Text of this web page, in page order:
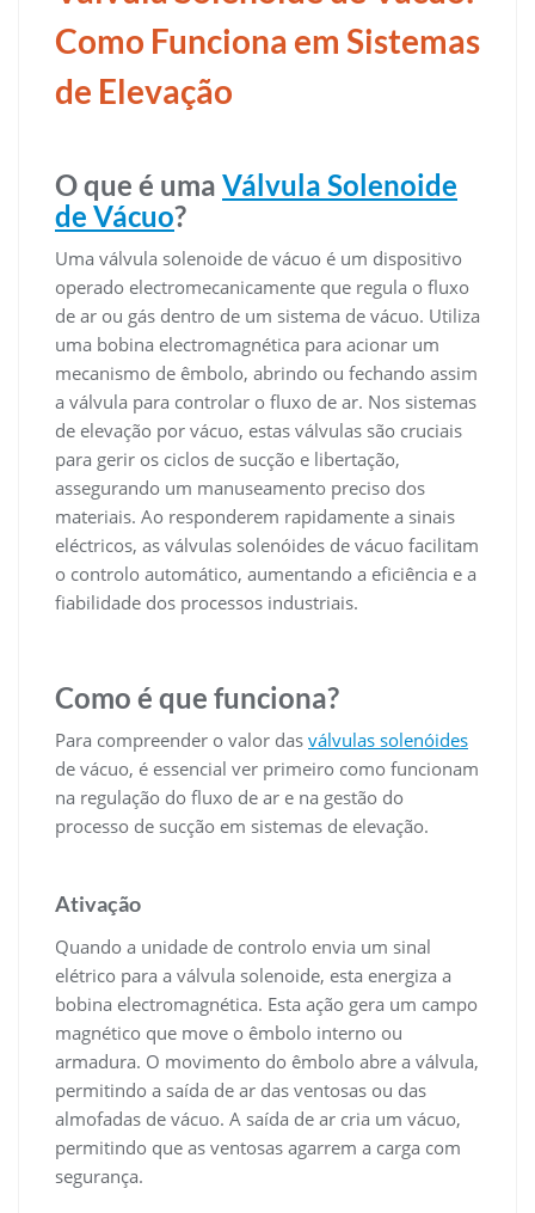
Como Funciona em Sistemas
de Elevação
O que é uma Válvula Solenoide
de Vácuo?
Uma válvula solenoide de vácuo é um dispositivo
operado electromecanicamente que regula o fluxo
de ar ou gás dentro de um sistema de vácuo. Utiliza
uma bobina electromagnética para acionar um
mecanismo de êmbolo, abrindo ou fechando assim
a válvula para controlar o fluxo de ar. Nos sistemas
de elevação por vácuo, estas válvulas são cruciais
para gerir os ciclos de sucção e libertação,
assegurando um manuseamento preciso dos
materiais. Ao responderem rapidamente a sinais
eléctricos, as válvulas solenóides de vácuo facilitam
o controlo automático, aumentando a eficiência e a
fiabilidade dos processos industriais.
Como é que funciona?
Para compreender o valor das válvulas solenóides
de vácuo, é essencial ver primeiro como funcionam
na regulação do fluxo de ar e na gestão do
processo de sucção em sistemas de elevação.
Ativação
Quando a unidade de controlo envia um sinal
elétrico para a válvula solenoide, esta energiza a
bobina electromagnética. Esta ação gera um campo
magnético que move o êmbolo interno ou
armadura. O movimento do êmbolo abre a válvula,
permitindo a saída de ar das ventosas ou das
almofadas de vácuo. A saída de ar cria um vácuo,
permitindo que as ventosas agarrem a carga com
segurança.